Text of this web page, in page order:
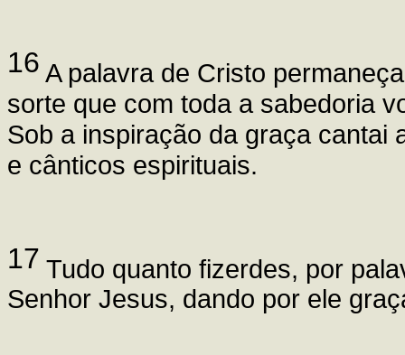
16 A palavra de Cristo
sorte que com toda a sabedoria
Sob a inspiração da graça cantai
e cânticos espirituais.
17 Tudo quanto fizerdes, por
Senhor Jesus, dando por ele